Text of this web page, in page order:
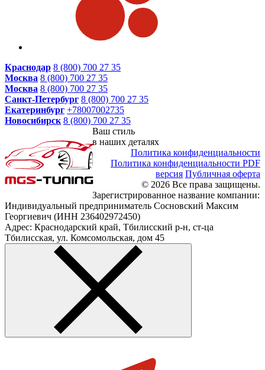
Краснодар 8 (800) 700 27 35
Москва 8 (800) 700 27 35
Москва 8 (800) 700 27 35
Санкт-Петербург 8 (800) 700 27 35
Екатеринбург +78007002735
Новосибирск 8 (800) 700 27 35
Ваш стиль
в наших деталях
Политика конфиденциальности
Политика конфиденциальности PDF
версия Публичная оферта
© 2026 Все права защищены.
Зарегистрированное название компании:
Индивидуальный предприниматель Сосновский Максим
Георгиевич (ИНН 236402972450)
Адрес: Краснодарский край, Тбилисский р-н, ст-ца
Тбилисская, ул. Комсомольская, дом 45